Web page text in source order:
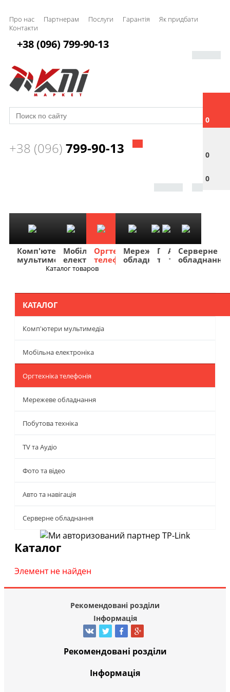
Про нас Партнерам Послуги Гарантія
Як придбати
Контакти
0
0
0
+38 (096) 799-90-13
+38 (096) 799-90-13
Комп'ютери
мультимедіа
Мобільна
електроніка
Оргтехніка
телефонія
Мережеве
обладнання
Побутова
техніка
TV
та
Фото
та
Авто
та
Серверне
обладнання
Каталог товаров
КАТАЛОГ
Комп'ютери мультимедіа
Мобільна електроніка
Оргтехніка телефонія
Мережеве обладнання
Побутова техніка
TV та Аудіо
Фото та відео
Авто та навігація
Серверне обладнання
Каталог
Элемент не найден
Рекомендовані розділи
Інформація
Рекомендовані розділи
Інформація